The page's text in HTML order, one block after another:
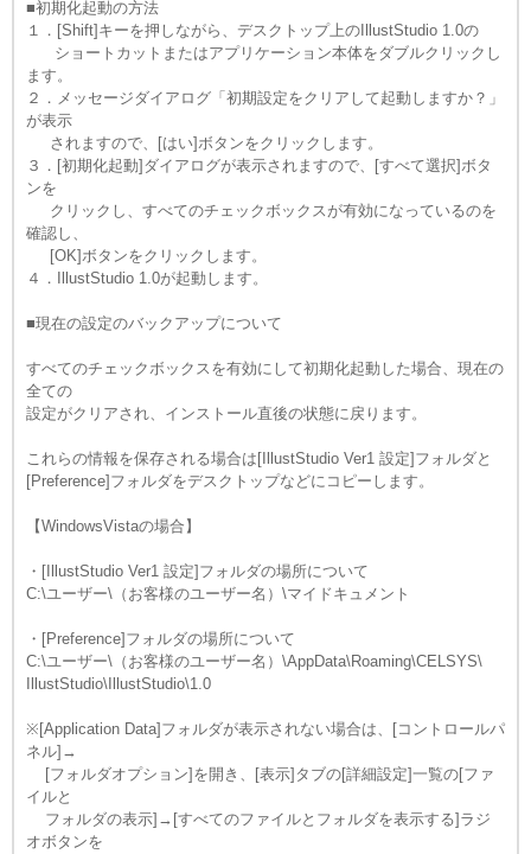
■初期化起動の方法
１．[Shift]キーを押しながら、デスクトップ上のIllustStudio 1.0の
ショートカットまたはアプリケーション本体をダブルクリックし
ます。
２．メッセージダイアログ「初期設定をクリアして起動しますか？」
が表示
されますので、[はい]ボタンをクリックします。
３．[初期化起動]ダイアログが表示されますので、[すべて選択]ボタ
ンを
クリックし、すべてのチェックボックスが有効になっているのを
確認し、
[OK]ボタンをクリックします。
４．IllustStudio 1.0が起動します。
■現在の設定のバックアップについて
すべてのチェックボックスを有効にして初期化起動した場合、現在の
全ての
設定がクリアされ、インストール直後の状態に戻ります。
これらの情報を保存される場合は[IllustStudio Ver1 設定]フォルダと
[Preference]フォルダをデスクトップなどにコピーします。
【WindowsVistaの場合】
・[IllustStudio Ver1 設定]フォルダの場所について
C:\ユーザー\（お客様のユーザー名）\マイドキュメント
・[Preference]フォルダの場所について
C:\ユーザー\（お客様のユーザー名）\AppData\Roaming\CELSYS\
IllustStudio\IllustStudio\1.0
※[Application Data]フォルダが表示されない場合は、[コントロールパ
ネル]→
[フォルダオプション]を開き、[表示]タブの[詳細設定]一覧の[ファ
イルと
フォルダの表示]→[すべてのファイルとフォルダを表示する]ラジ
オボタンを